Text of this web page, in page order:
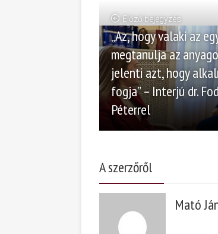
Előző bejegyzés
„Az, hogy valaki az
megtanulja az
jelenti azt, hogy
fogja” – Interjú dr.
Péterrel
A szerzőről
Mató